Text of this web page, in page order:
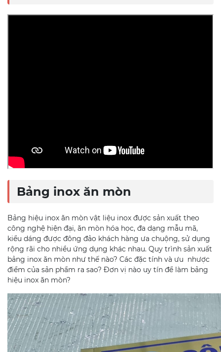
Bảng inox ăn mòn
Bảng hiệu inox ăn mòn vật liệu inox được sản xuất theo
công nghệ hiện đại, ăn mòn hóa học, đa dạng mẫu mã,
kiểu dáng được đông đảo khách hàng ưa chuộng, sử dụng
rộng rãi cho nhiều ứng dụng khác nhau. Quy trình sản xuất
bảng inox ăn mòn như thế nào? Các đặc tính và ưu nhược
điểm của sản phẩm ra sao? Đơn vị nào uy tín để làm bảng
hiệu inox ăn mòn?